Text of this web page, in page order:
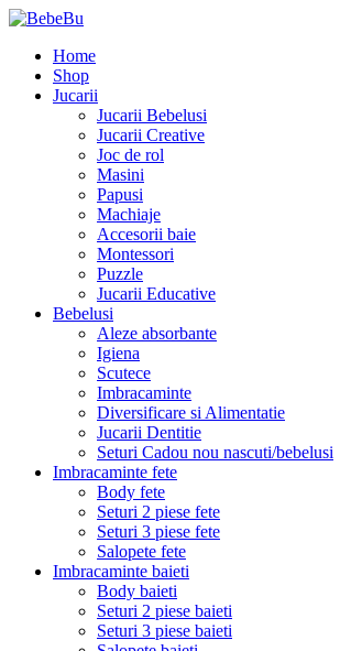
Home
Shop
Jucarii
Jucarii Bebelusi
Jucarii Creative
Joc de rol
Masini
Papusi
Machiaje
Accesorii baie
Montessori
Puzzle
Jucarii Educative
Bebelusi
Aleze absorbante
Igiena
Scutece
Imbracaminte
Diversificare si Alimentatie
Jucarii Dentitie
Seturi Cadou nou nascuti/bebelusi
Imbracaminte fete
Body fete
Seturi 2 piese fete
Seturi 3 piese fete
Salopete fete
Imbracaminte baieti
Body baieti
Seturi 2 piese baieti
Seturi 3 piese baieti